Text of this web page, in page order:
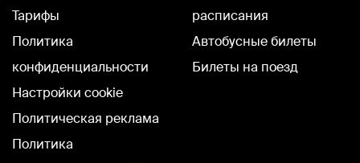
Тарифы
Политика
конфиденциальности
Настройки cookie
Политическая реклама
Политика
расписания
Автобусные билеты
Билеты на поезд